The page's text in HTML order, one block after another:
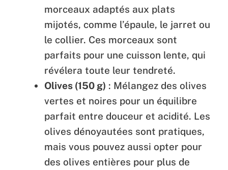
morceaux adaptés aux plats
mijotés, comme l’épaule, le jarret ou
le collier. Ces morceaux sont
parfaits pour une cuisson lente, qui
révélera toute leur tendreté.
Olives (150 g) : Mélangez des olives
vertes et noires pour un équilibre
parfait entre douceur et acidité. Les
olives dénoyautées sont pratiques,
mais vous pouvez aussi opter pour
des olives entières pour plus de